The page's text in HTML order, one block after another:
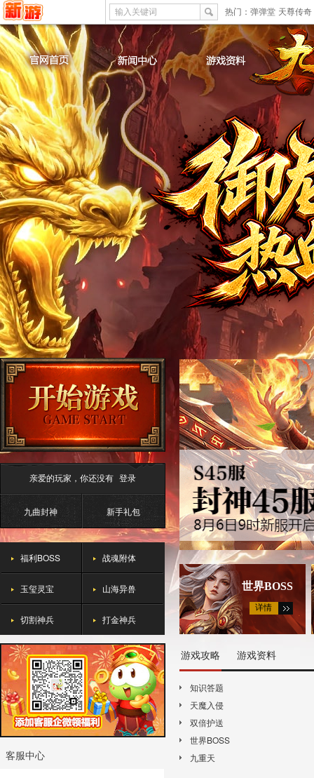
输入关键词 热门： 弹弹堂 天尊传奇
亲爱的玩家，你还没有 登录
九曲封神 新手礼包
福利BOSS 战魂附体
玉玺灵宝 山海异兽
切割神兵 打金神兵
客服中心
世界BOSS
详情
游戏攻略 游戏资料
知识答题
天魔入侵
双倍护送
世界BOSS
九重天